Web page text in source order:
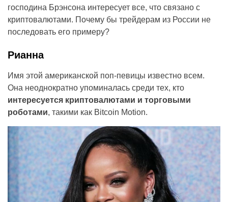
господина Брэнсона интересует все, что связано с
криптовалютами. Почему бы трейдерам из России не
последовать его примеру?
Рианна
Имя этой американской поп-певицы известно всем.
Она неоднократно упоминалась среди тех, кто
интересуется криптовалютами и торговыми
роботами, такими как Bitcoin Motion.